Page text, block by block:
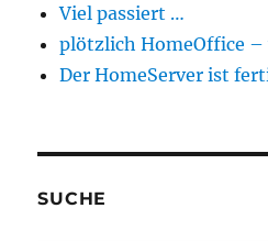
Viel passiert …
plötzlich HomeOffice –
Der HomeServer ist
SUCHE